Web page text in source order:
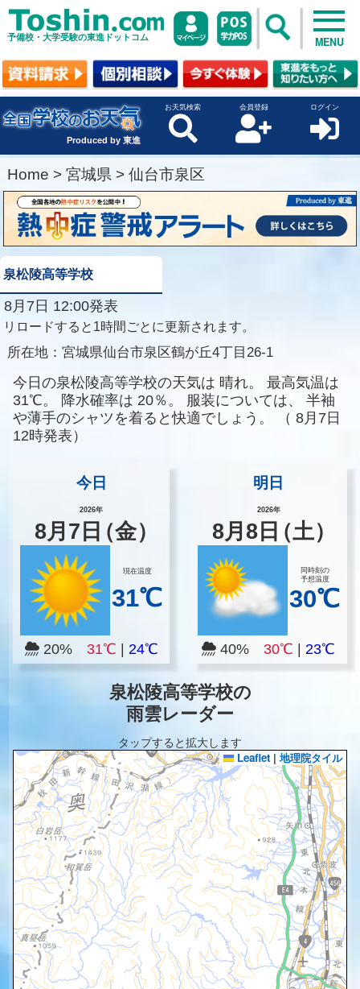
予備校・大学受験の東進ドットコム MENU
Produced by 東進
お天気検索 会員登録 ログイン
Home > 宮城県 > 仙台市泉区
泉松陵高等学校
8月7日 12:00発表
リロードすると1時間ごとに更新されます。
所在地： 宮城県仙台市泉区鶴が丘4丁目26-1
今日の泉松陵高等学校の天気は 晴れ。
最高気温は
31℃。
降水確率は 20％。 服装については、
半袖
や薄手のシャツを着ると快適でしょう。
（ 8月7日
12時発表）
今日
2026年
8月 7 日（金）
現在温度
31℃
20% 31℃ 24℃
明日
2026年
8月8 日（土）
同時刻の
予想温度
30℃
40%30℃ |23℃
泉松陵高等学校の
雨雲レーダー
タップすると拡大します
Leaflet | 地理院タイル